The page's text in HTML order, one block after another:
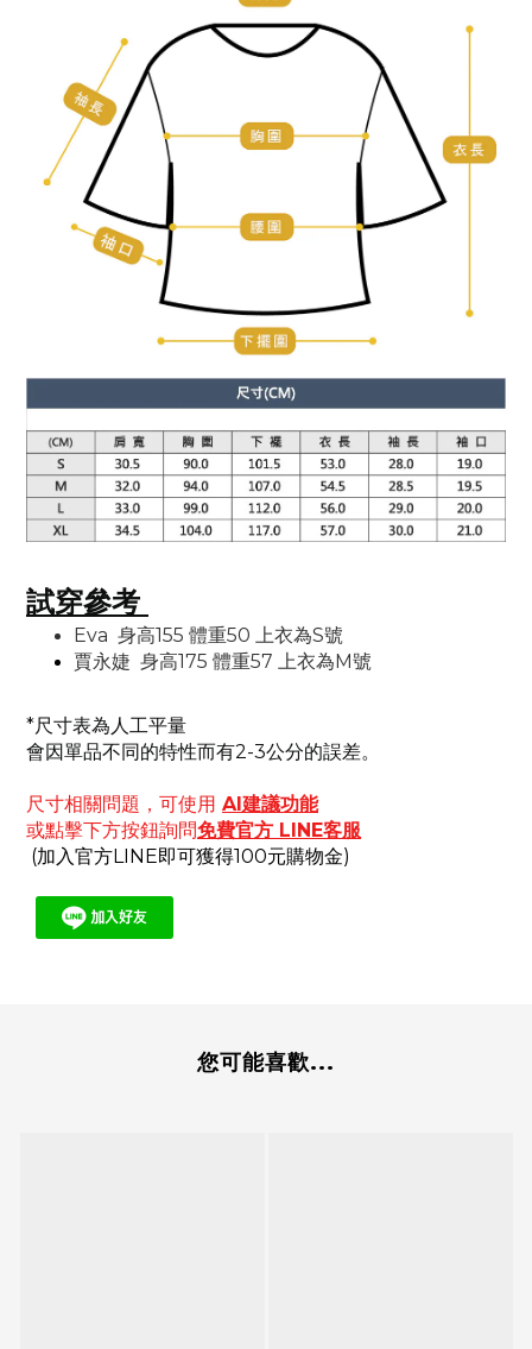
試穿參考
Eva 身高155 體重50 上衣為S號
賈永婕 身高175 體重57 上衣為M號
*尺寸表為人工平量
會因單品不同的特性而有2-3公分的誤差。
尺寸相關問題，可使用 AI建議功能
或點擊下方按鈕詢問免費官方 LINE客服
(加入官方LINE即可獲得100元購物金)
您可能喜歡...